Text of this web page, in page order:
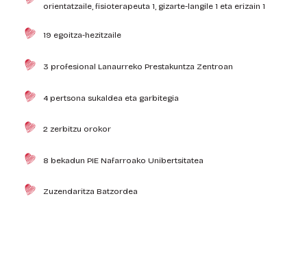
orientatzaile, fisioterapeuta 1, gizarte-langile 1 eta erizain 1
19 egoitza-hezitzaile
3 profesional Lanaurreko Prestakuntza Zentroan
4 pertsona sukaldea eta garbitegia
2 zerbitzu orokor
8 bekadun PIE Nafarroako Unibertsitatea
Zuzendaritza Batzordea